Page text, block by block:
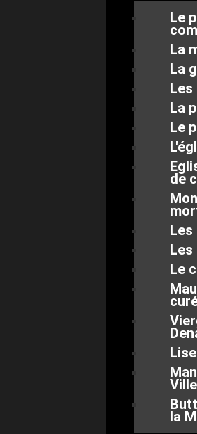
Le
La
La
Les
La
Le
de
Les
Les
Le
la